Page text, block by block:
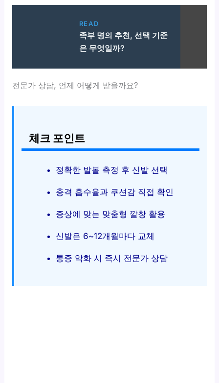
READ
족부 명의 추천, 선택 기준
은 무엇일까?
전문가 상담, 언제 어떻게 받을까요?
체크 포인트
정확한 발볼 측정 후 신발 선택
충격 흡수율과 쿠션감 직접 확인
증상에 맞는 맞춤형 깔창 활용
신발은 6~12개월마다 교체
통증 악화 시 즉시 전문가 상담